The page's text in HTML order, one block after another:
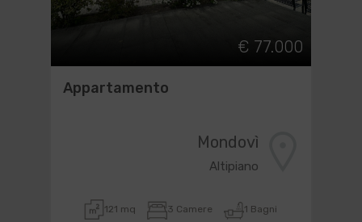
€ 77.000
Appartamento
Mondovì
Altipiano
121 mq 3 Camere 1 Bagni